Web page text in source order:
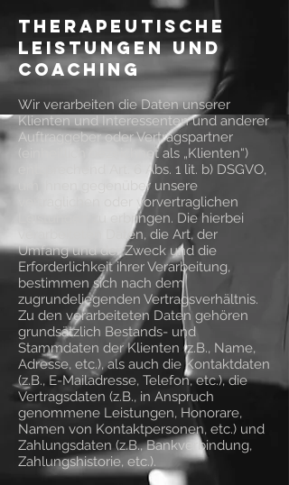
Therapeutische
Leistungen und
Coaching
Wir verarbeiten die Daten unserer
Klienten und Interessenten und anderer
Auftraggeber oder Vertragspartner
(einheitlich bezeichnet als „Klienten“)
entsprechend Art. 6 Abs. 1 lit. b) DSGVO,
um ihnen gegenüber unsere
vertraglichen oder vorvertraglichen
Leistungen zu erbringen. Die hierbei
verarbeiteten Daten, die Art, der
Umfang und der Zweck und die
Erforderlichkeit ihrer Verarbeitung,
bestimmen sich nach dem
zugrundeliegenden Vertragsverhältnis.
Zu den verarbeiteten Daten gehören
grundsätzlich Bestands- und
Stammdaten der Klienten (z.B., Name,
Adresse, etc.), als auch die Kontaktdaten
(z.B., E-Mailadresse, Telefon, etc.), die
Vertragsdaten (z.B., in Anspruch
genommene Leistungen, Honorare,
Namen von Kontaktpersonen, etc.) und
Zahlungsdaten (z.B., Bankverbindung,
Zahlungshistorie, etc.).